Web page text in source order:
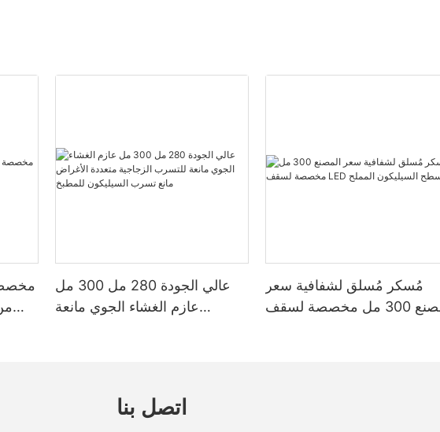
عالي الجودة 280 مل 300 مل
عازم الغشاء الجوي مانعة
مُسكر مُسلق لشفافية سعر
المصنع 300 مل مخصصة لسقف
اتصل بنا